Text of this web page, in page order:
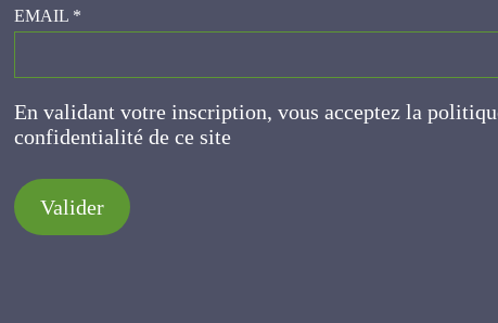
EMAIL*
En validant votre inscription, vous acceptez la
de confidentialité de ce site
Valider